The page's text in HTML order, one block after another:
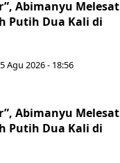
Abimanyu Melesat
Putih Dua Kali di
Agu 2026 - 18:56
Abimanyu Melesat
Putih Dua Kali di